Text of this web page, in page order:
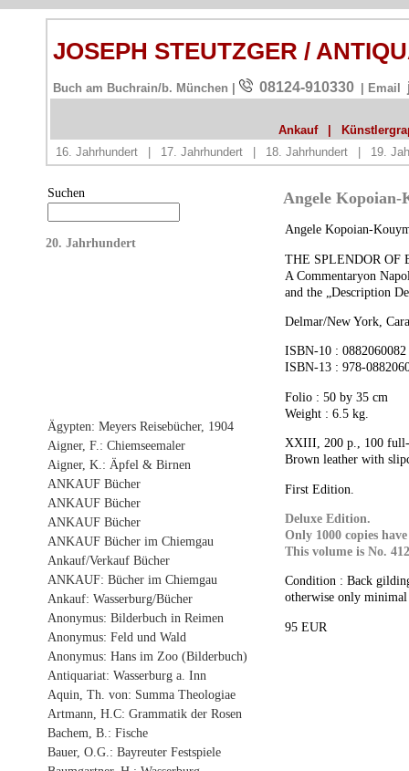
JOSEPH STEUTZGER /
Buch am Buchrain/b. München | 08124-910330 | Email
Ankauf
16. Jahrhundert
17. Jahrhundert 18. Jahrhundert 19.
Suchen
20. Jahrhundert
Ägypten: Meyers Reisebücher, 1904
Aigner, F.: Chiemseemaler
Aigner, K.: Äpfel & Birnen
ANKAUF Bücher
ANKAUF Bücher
ANKAUF Bücher
ANKAUF Bücher im Chiemgau
Ankauf/Verkauf Bücher
ANKAUF: Bücher im Chiemgau
Ankauf: Wasserburg/Bücher
Anonymus: Bilderbuch in Reimen
Anonymus: Feld und Wald
Anonymus: Hans im Zoo (Bilderbuch)
Antiquariat: Wasserburg a. Inn
Aquin, Th. von: Summa Theologiae
Artmann, H.C: Grammatik der Rosen
Bachem, B.: Fische
Bauer, O.G.: Bayreuter Festspiele
Angele
Angele Kopoian-
THE SPLENDOR OF
A Commentaryon
and the „Description
Delmar/New York,
ISBN-10 : 0882060082
ISBN-13 : 978-
Folio : 50 by 35 cm
Weight : 6.5 kg.
XXIII, 200 p., 100
Brown leather with
First Edition.
Deluxe Edition.
Only 1000 copies
This volume is No.
Condition : Back
otherwise only
95 EUR